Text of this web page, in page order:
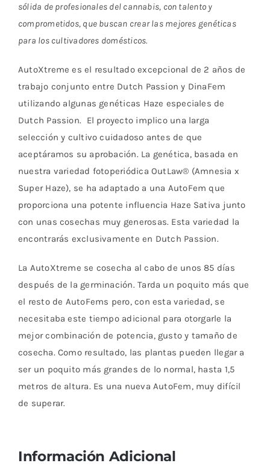
sólida de profesionales del cannabis, con talento y
comprometidos, que buscan crear las mejores genéticas
para los cultivadores domésticos.
AutoXtreme es el resultado excepcional de 2 años de
trabajo conjunto entre Dutch Passion y DinaFem
utilizando algunas genéticas Haze especiales de
Dutch Passion. El proyecto implico una larga
selección y cultivo cuidadoso antes de que
aceptáramos su aprobación. La genética, basada en
nuestra variedad fotoperiódica OutLaw® (Amnesia x
Super Haze), se ha adaptado a una AutoFem que
proporciona una potente influencia Haze Sativa junto
con unas cosechas muy generosas. Esta variedad la
encontrarás exclusivamente en Dutch Passion.
La AutoXtreme se cosecha al cabo de unos 85 días
después de la germinación. Tarda un poquito más que
el resto de AutoFems pero, con esta variedad, se
necesitaba este tiempo adicional para otorgarle la
mejor combinación de potencia, gusto y tamaño de
cosecha. Como resultado, las plantas pueden llegar a
ser un poquito más grandes de lo normal, hasta 1,5
metros de altura. Es una nueva AutoFem, muy difícil
de superar.
Información Adicional